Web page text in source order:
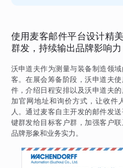
使用麦客邮件平台设计精
群发，持续输出品牌影响
沃申道夫作为测量与装备制造领
客。在展会筹备阶段，沃申道夫
件，介绍日程安排以及沃申道夫
加官网地址和询价方式，让收件
人。通过麦客自主开发的邮件发
键群发给目标客户群，加强客户
品牌形象和业务实力。